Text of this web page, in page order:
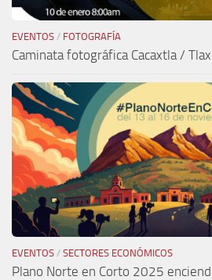
EVENTOS / FOTOGRAFÍA
Caminata fotográfica Cacaxtla /
EVENTOS / SECTORES ECONÓMICOS
Plano Norte en Corto 2025